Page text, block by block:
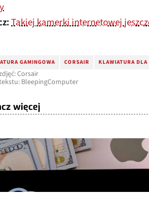
Takiej kamerki internetowej
GAMINGOWA CORSAIR KLAWIATURA DLA
Corsair
BleepingComputer
więcej